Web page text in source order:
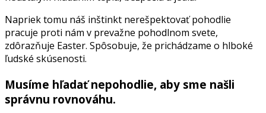
Napriek tomu náš inštinkt nerešpektovať pohodlie
pracuje proti nám v prevažne pohodlnom svete,
zdôrazňuje Easter. Spôsobuje, že prichádzame o hlboké
ľudské skúsenosti.
Musíme hľadať nepohodlie, aby sme našli
správnu rovnováhu.